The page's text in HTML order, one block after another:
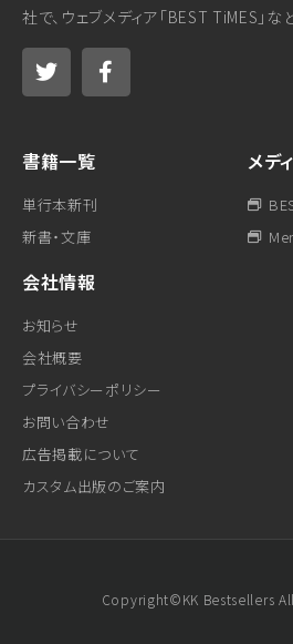
社で、ウェブメディア「BEST TiMES」な
書籍一覧
単行本新刊
新書・文庫
メデ
会社情報
お知らせ
会社概要
プライバシーポリシー
お問い合わせ
広告掲載について
カスタム出版のご案内
Copyright©KK Bestsellers